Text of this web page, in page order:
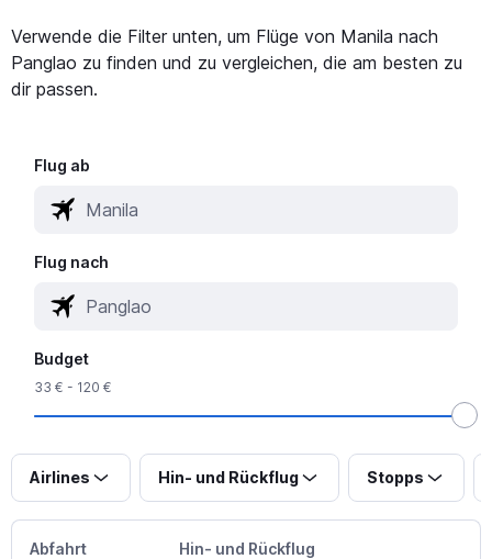
Verwende die Filter unten, um Flüge von Manila nach
Panglao zu finden und zu vergleichen, die am besten zu
dir passen.
Flug ab
Flug nach
Budget
33 € - 120 €
Airlines Hin- und Rückflug Stopps
Abfahrt Hin- und Rückflug